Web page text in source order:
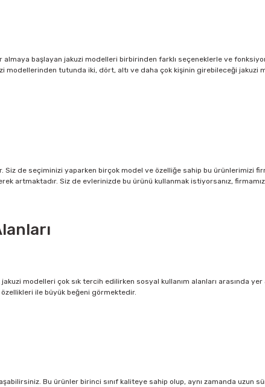
almaya başlayan jakuzi modelleri birbirinden farklı seçeneklerle ve
modellerinden tutunda iki, dört, altı ve daha çok kişinin girebileceği jakuzi
de seçiminizi yaparken birçok model ve özelliğe sahip bu ürünlerimizi
artmaktadır. Siz de evlerinizde bu ürünü kullanmak istiyorsanız,
modelleri çok sık tercih edilirken sosyal kullanım alanları arasında
ile büyük beğeni görmektedir.
Bu ürünler birinci sınıf kaliteye sahip olup, aynı zamanda uzun